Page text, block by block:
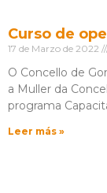
Curso de
17 de Marzo de 2022
O Concello de
a Muller da
programa
Leer más »